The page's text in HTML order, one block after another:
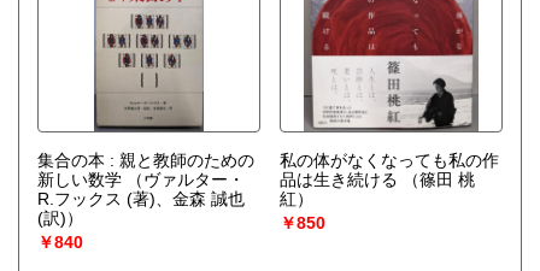
集合の本 : 親と教師のための
新しい数学
（ヴァルター・
R.フックス (著)、金森 誠也
(訳)）
￥840
私の体がなくなっても私の作
品は生き続ける
（篠田 桃
紅）
￥850